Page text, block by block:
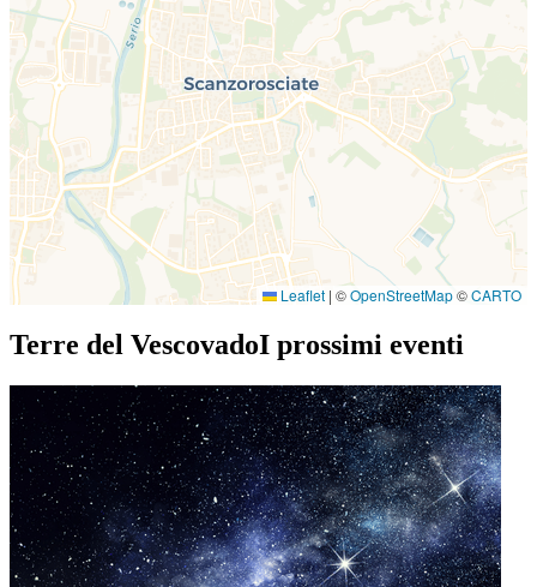
Leaflet | ©OpenStreetMap©CARTO
Terre del VescovadoI prossimi eventi